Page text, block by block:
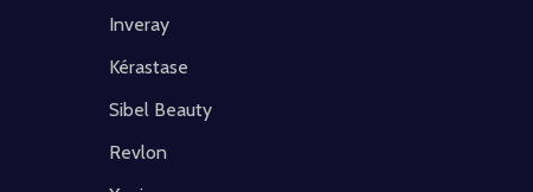
Inveray
Kérastase
Sibel Beauty
Revlon